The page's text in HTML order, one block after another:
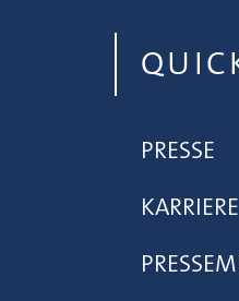
PRESSE
KARRIERE